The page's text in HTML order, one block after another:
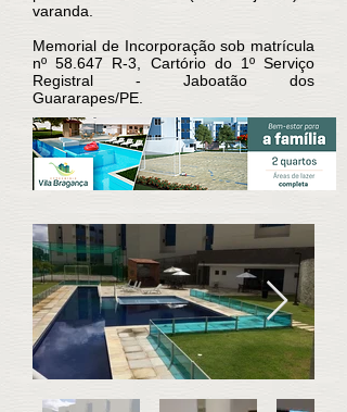
varanda.
Memorial de Incorporação sob matrícula
nº 58.647 R-3, Cartório do 1º Serviço
Registral - Jaboatão dos
Guararapes/PE.